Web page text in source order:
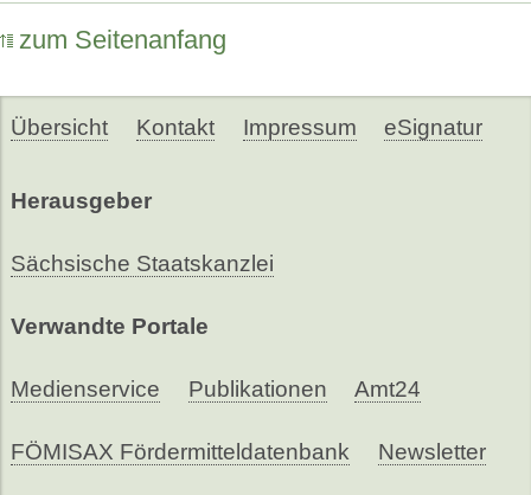
zum Seitenanfang
Übersicht Kontakt Impressum eSignatur
Herausgeber
Sächsische Staatskanzlei
Verwandte Portale
Medienservice Publikationen Amt24
FÖMISAX Fördermitteldatenbank Newsletter